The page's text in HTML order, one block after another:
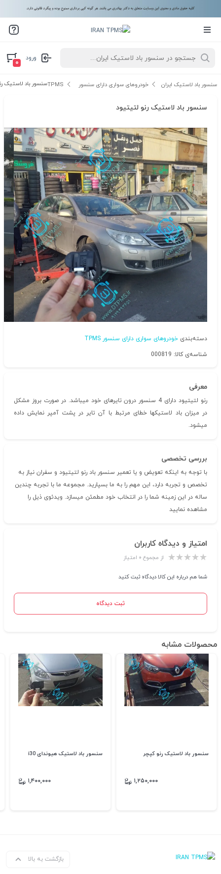
ورود
۰
سنسور باد لاستیک ایران خودروهای سواری دارای سنسور TPMS سنسور باد لاستیک
سنسور باد لاستیک رنو لتیتیود
دسته‌بندی خودروهای سواری دارای سنسور TPMS
شناسه‌ی کالا: 000819
معرفی
رنو لتیتیود دارای 4 سنسور درون تایرهای خود میباشد. در صورت بروز مشکل
در میزان باد لاستیکها خطای مرتبط با آن تایر در پشت آمپر نمایش داده
میشود.
بررسی تخصصی
با توجه به اینکه تعویض و یا تعمیر سنسور باد رنو لتیتیود و سفران نیاز به
تخصص و تجربه دارد، این مهم را به ما بسپارید. مجموعه ما با تجربه چندین
ساله در این زمینه شما را در انتخاب خود مطمئن میسازد. ویدئوی ذیل را
مشاهده نمایید
امتیاز و دیدگاه کاربران
از مجموع ۰ امتیاز
شما هم درباره این کالا دیدگاه ثبت کنید
ثبت دیدگاه
محصولات مشابه
سنسور باد لاستیک رنو کپچر
۱,۲۵۰,۰۰۰
سنسور باد لاستیک هیوندای i30
۱,۴۰۰,۰۰۰
بازگشت به بالا